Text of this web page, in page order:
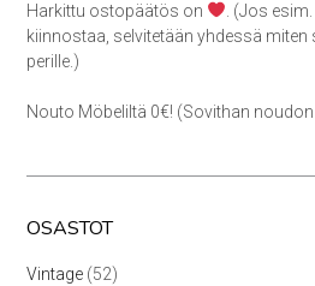
Harkittu ostopäätös on
. (Jos
kiinnostaa, selvitetään yhdessä
perille.)
Nouto Möbeliltä 0€! (Sovithan
OSASTOT
Vintage 5252